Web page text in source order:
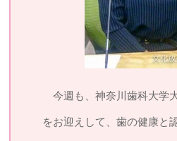
今週も、神奈川歯科大学
をお迎えして、歯の健康と